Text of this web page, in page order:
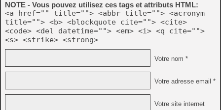
NOTE - Vous pouvez utilisez ces tags et attributs HTML:
<a href="" title=""> <abbr title=""> <acronym
title=""> <b> <blockquote cite=""> <cite>
<code> <del datetime=""> <em> <i> <q cite="">
<s> <strike> <strong>
Votre nom *
Votre adresse email *
Votre site internet